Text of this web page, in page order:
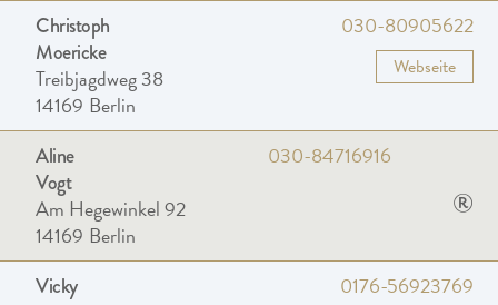
Christoph
Moericke
Treibjagdweg 38
14169 Berlin
030-80905622
Webseite
Aline
Vogt
Am Hegewinkel 92
14169 Berlin
030-84716916
®
Vicky
0176-56923769